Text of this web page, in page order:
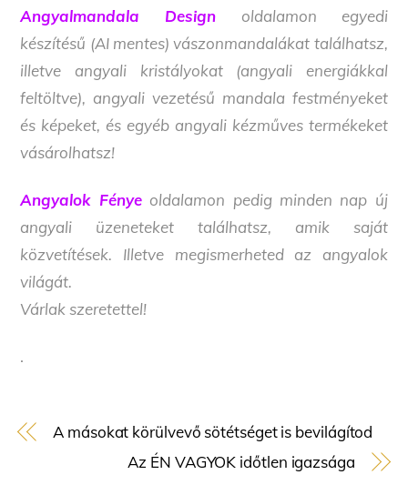
Angyalmandala Design oldalamon egyedi
készítésű (AI mentes) vászonmandalákat találhatsz,
illetve angyali kristályokat (angyali energiákkal
feltöltve), angyali vezetésű mandala festményeket
és képeket, és egyéb angyali kézműves termékeket
vásárolhatsz!
Angyalok Fényeoldalamon pedig minden nap új
angyali üzeneteket találhatsz, amik saját
közvetítések. Illetve megismerheted az angyalok
világát.
Várlak szeretettel!
.
A másokat körülvevő sötétséget is bevilágítod
Az ÉN VAGYOK időtlen igazsága